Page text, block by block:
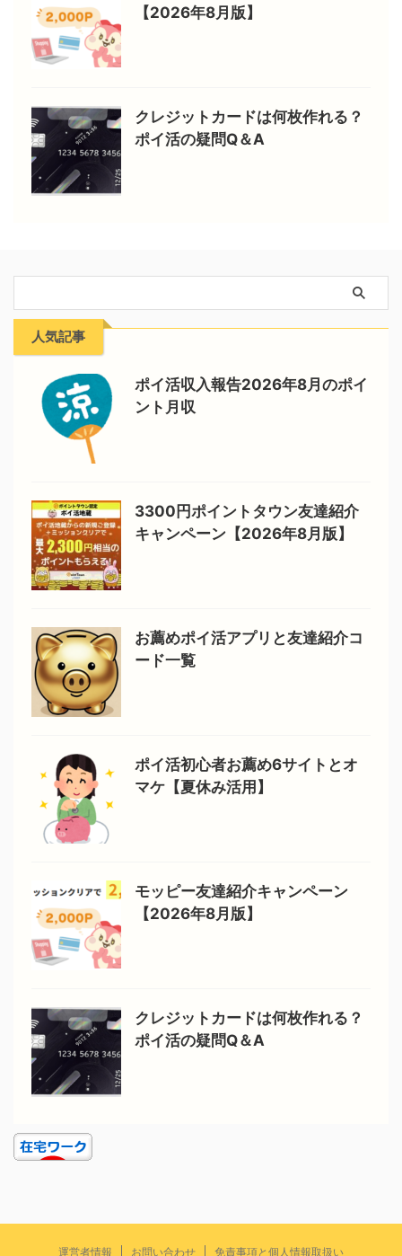
【2026年8月版】
クレジットカードは何枚作れる？
ポイ活の疑問Q＆A
人気記事
ポイ活収入報告2026年8月のポイ
ント月収
3300円ポイントタウン友達紹介
キャンペーン【2026年8月版】
お薦めポイ活アプリと友達紹介コ
ード一覧
ポイ活初心者お薦め6サイトとオ
マケ【夏休み活用】
モッピー友達紹介キャンペーン
【2026年8月版】
クレジットカードは何枚作れる？
ポイ活の疑問Q＆A
運営者情報 お問い合わせ 免責事項と個人情報取扱い